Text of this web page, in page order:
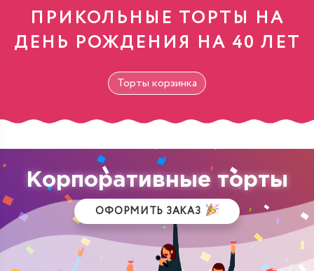
ПРИКОЛЬНЫЕ ТОРТЫ НА
ДЕНЬ РОЖДЕНИЯ НА 40 ЛЕТ
Торты корзинка
Корпоративные торты
ОФОРМИТЬ ЗАКАЗ